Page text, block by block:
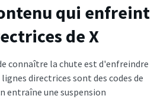
qui enfreint
de X
connaître la chute est d'enfreindre
directrices sont des codes de
entraîne une suspension